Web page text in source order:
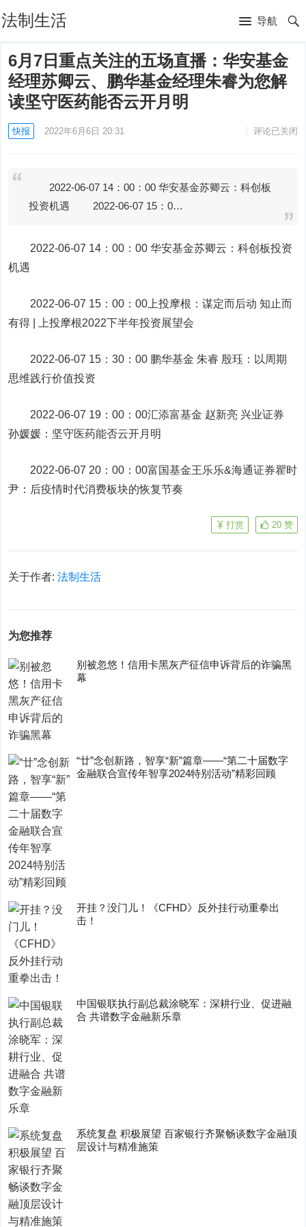
法制生活 导航
6月7日重点关注的五场直播：华安基金
经理苏卿云、鹏华基金经理朱睿为您解
读坚守医药能否云开月明
快报 2022年6月6日 20:31 评论已关闭
2022-06-07 14：00：00 华安基金苏卿云：科创板
投资机遇 2022-06-07 15：0…
2022-06-07 14：00：00 华安基金苏卿云：科创板投资
机遇
2022-06-07 15：00：00上投摩根：谋定而后动 知止而
有得 | 上投摩根2022下半年投资展望会
2022-06-07 15：30：00 鹏华基金 朱睿 殷珏：以周期
思维践行价值投资
2022-06-07 19：00：00汇添富基金 赵新亮 兴业证券
孙媛媛：坚守医药能否云开月明
2022-06-07 20：00：00富国基金王乐乐&海通证券瞿时
尹：后疫情时代消费板块的恢复节奏
20 赞
打赏
关于作者:法制生活
为您推荐
别被忽悠！信用卡黑灰产征信申诉背后的诈骗黑
幕
“廿”念创新路，智享“新”篇章——“第二十届数字
金融联合宣传年智享2024特别活动”精彩回顾
开挂？没门儿！《CFHD》反外挂行动重拳出
击！
中国银联执行副总裁涂晓军：深耕行业、促进融
合 共谱数字金融新乐章
系统复盘 积极展望 百家银行齐聚畅谈数字金融顶
层设计与精准施策